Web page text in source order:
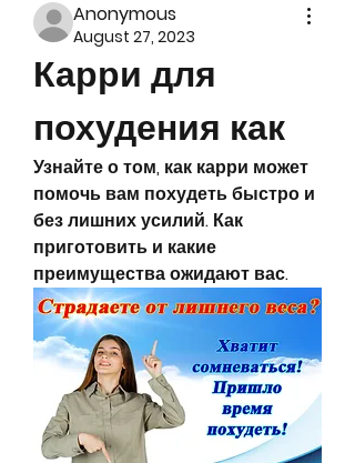
Anonymous
August 27, 2023
Карри для
похудения как
Узнайте о том, как карри может
помочь вам похудеть быстро и
без лишних усилий. Как
приготовить и какие
преимущества ожидают вас.